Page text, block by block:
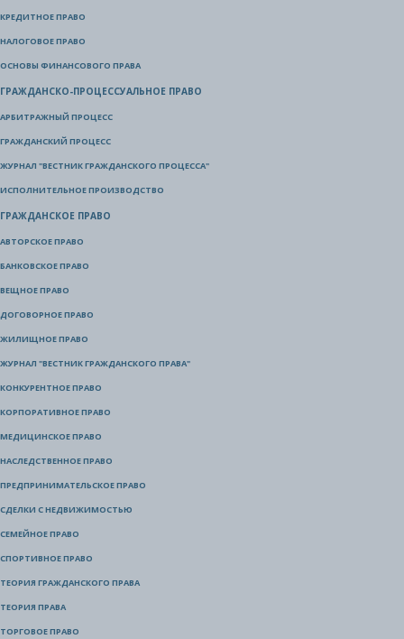
КРЕДИТНОЕ ПРАВО
НАЛОГОВОЕ ПРАВО
ОСНОВЫ ФИНАНСОВОГО ПРАВА
ГРАЖДАНСКО-ПРОЦЕССУАЛЬНОЕ ПРАВО
АРБИТРАЖНЫЙ ПРОЦЕСС
ГРАЖДАНСКИЙ ПРОЦЕСС
ЖУРНАЛ "ВЕСТНИК ГРАЖДАНСКОГО ПРОЦЕССА"
ИСПОЛНИТЕЛЬНОЕ ПРОИЗВОДСТВО
ГРАЖДАНСКОЕ ПРАВО
АВТОРСКОЕ ПРАВО
БАНКОВСКОЕ ПРАВО
ВЕЩНОЕ ПРАВО
ДОГОВОРНОЕ ПРАВО
ЖИЛИЩНОЕ ПРАВО
ЖУРНАЛ "ВЕСТНИК ГРАЖДАНСКОГО ПРАВА"
КОНКУРЕНТНОЕ ПРАВО
КОРПОРАТИВНОЕ ПРАВО
МЕДИЦИНСКОЕ ПРАВО
НАСЛЕДСТВЕННОЕ ПРАВО
ПРЕДПРИНИМАТЕЛЬСКОЕ ПРАВО
СДЕЛКИ С НЕДВИЖИМОСТЬЮ
СЕМЕЙНОЕ ПРАВО
СПОРТИВНОЕ ПРАВО
ТЕОРИЯ ГРАЖДАНСКОГО ПРАВА
ТЕОРИЯ ПРАВА
ТОРГОВОЕ ПРАВО